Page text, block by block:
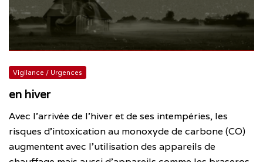
Vigilance / Urgences
en hiver
Avec l’arrivée de l’hiver et de ses intempéries, les
risques d’intoxication au monoxyde de carbone (CO)
augmentent avec l’utilisation des appareils de